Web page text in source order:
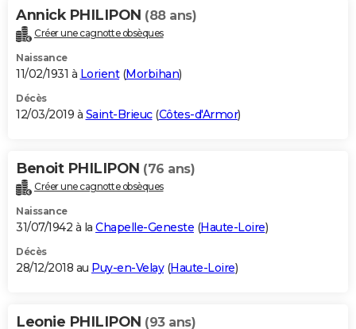
Annick PHILIPON (88 ans)
Créer une cagnotte obsèques
Naissance
11/02/1931 à Lorient(Morbihan)
Décès
12/03/2019 à Saint-Brieuc(Côtes-d'Armor)
Benoit PHILIPON (76 ans)
Créer une cagnotte obsèques
Naissance
31/07/1942 à la Chapelle-Geneste (Haute-Loire)
Décès
28/12/2018 au Puy-en-Velay(Haute-Loire)
Leonie PHILIPON (93 ans)